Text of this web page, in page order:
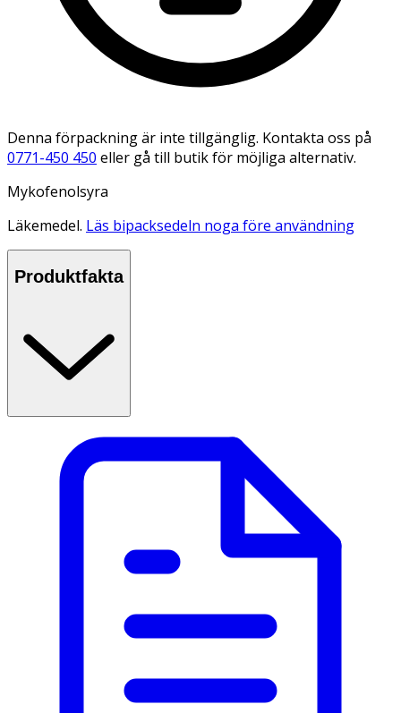
Denna förpackning är inte tillgänglig. Kontakta oss på
0771-450 450 eller gå till butik för möjliga alternativ.
Mykofenolsyra
Läkemedel. Läs bipacksedeln noga före användning
Produktfakta